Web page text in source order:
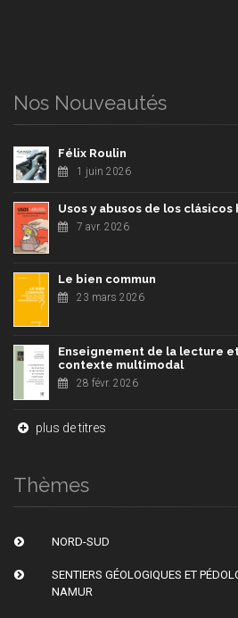
Nos Nouveautés
Félix Roulin
1 juin 2026
Usos y abusos de los clásicos
7 avr. 2026
Le bien commun
23 mars 2026
Enseignement de la lecture
contexte multimodal
28 févr. 2026
plus de titres
Thèmes
NORD-SUD
SENTIERS GÉOLOGIQUES ET
NAMUR